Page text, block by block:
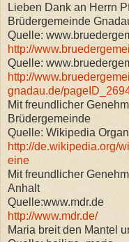
Lieben Dank an Herrn
Brüdergemeinde
Quelle:
http://
Quelle:
http://
gnadau.de/
Mit freundlicher
Brüdergemeinde
Quelle: Wikipedia
http://de.wikipedia.org/
eine
Mit freundlicher
Anhalt
Quelle:www.mdr.de
http://www.mdr.de/
Maria breit den Mantel